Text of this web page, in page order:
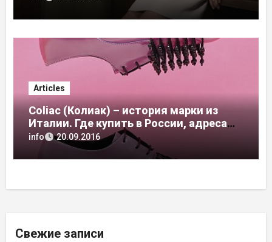
Articles
Coliac (Колиак) – история марки из
Италии. Где купить в России, адреса
магазинов
info 20.09.2016
Свежие записи